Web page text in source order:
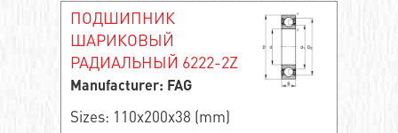
ПОДШИПНИК
ШАРИКОВЫЙ
РАДИАЛЬНЫЙ 6222-2Z
Manufacturer: FAG
Sizes: 110x200x38 (mm)